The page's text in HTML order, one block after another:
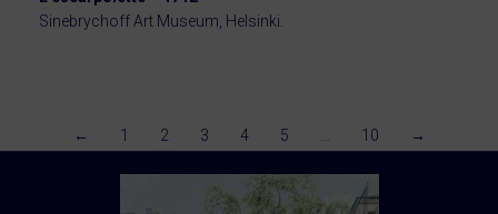
Sinebrychoff Art Museum, Helsinki.
← 1 2 3 4 5 10 →